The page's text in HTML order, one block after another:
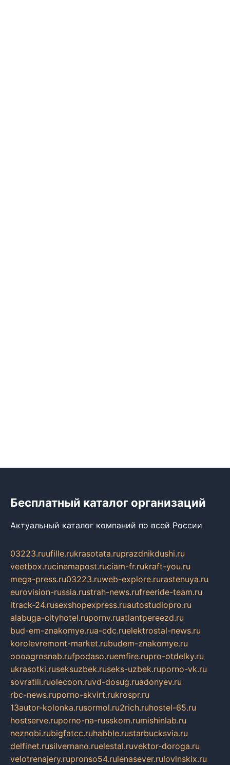
Бесплатный каталог организаций
Актуальный каталог компаний по всей России
03223.ruufille.rukrasotata.ruprazdnikdushi.ru
veetbox.rucinemapost.ruciam-fr.rukraft-you.ru
mega-press.ru03223.ruweb-explore.rurastenuya.ru
eurovision-russia.rustrah-news.rufreeride-team.ru
itrack-24.rusexshopexpress.ruautostudiopro.ru
alabuga-cityhotel.rupornv.ruatlantpereezd.ru
bud-em-znakomye.rua-cdc.ruelektrostal-news.ru
korolevremont-market.rubudem-znakomye.ru
oooagrosnab.rufpodaso.ruemfire.rupro-otdelky.ru
ukrasotki.ruseksuzbek.ruseks-uzbek.ruporno-vk.ru
sovratili.ruolecoon.ruvd-dosug.ruadonyev.ru
rbc-news.ruporno-skvirt.rukrospr.ru
13autor-kolonka.rusormol.ru2rich.ruhostel-65.ru
hostserve.ruporno-na-russkom.rumishinlab.ru
neznobi.rubigfatcc.ruhabble.rustarbucksvia.ru
delfinet.rusilvernano.ruelestal.ruvektor-doroga.ru
velotrenajery.rupronso54.rulenasever.rulovinskix.ru